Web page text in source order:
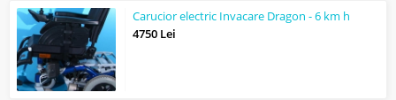
Carucior electric Invacare Dragon - 6 km h
4750 Lei